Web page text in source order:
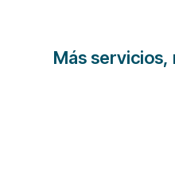
Más servicios,